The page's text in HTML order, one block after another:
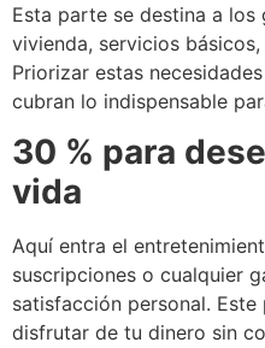
Esta parte se destina a los
vivienda, servicios
Priorizar estas
cubran lo indispensable
30 % para
vida
Aquí entra el
suscripciones o cualquier
satisfacción personal.
disfrutar de tu dinero sin